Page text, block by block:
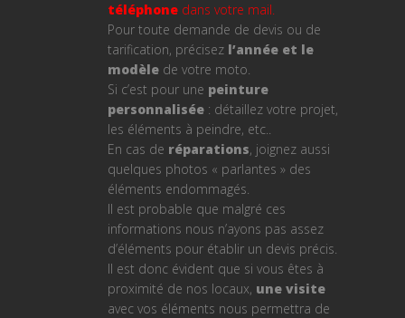
téléphone dans votre mail.
Pour toute demande de devis ou de
tarification, précisez l’année et le
modèle de votre moto.
Si c’est pour une peinture
personnalisée : détaillez votre projet,
les éléments à peindre, etc..
En cas de réparations, joignez aussi
quelques photos « parlantes » des
éléments endommagés.
Il est probable que malgré ces
informations nous n’ayons pas assez
d’éléments pour établir un devis précis.
Il est donc évident que si vous êtes à
proximité de nos locaux, une visite
avec vos éléments nous permettra de